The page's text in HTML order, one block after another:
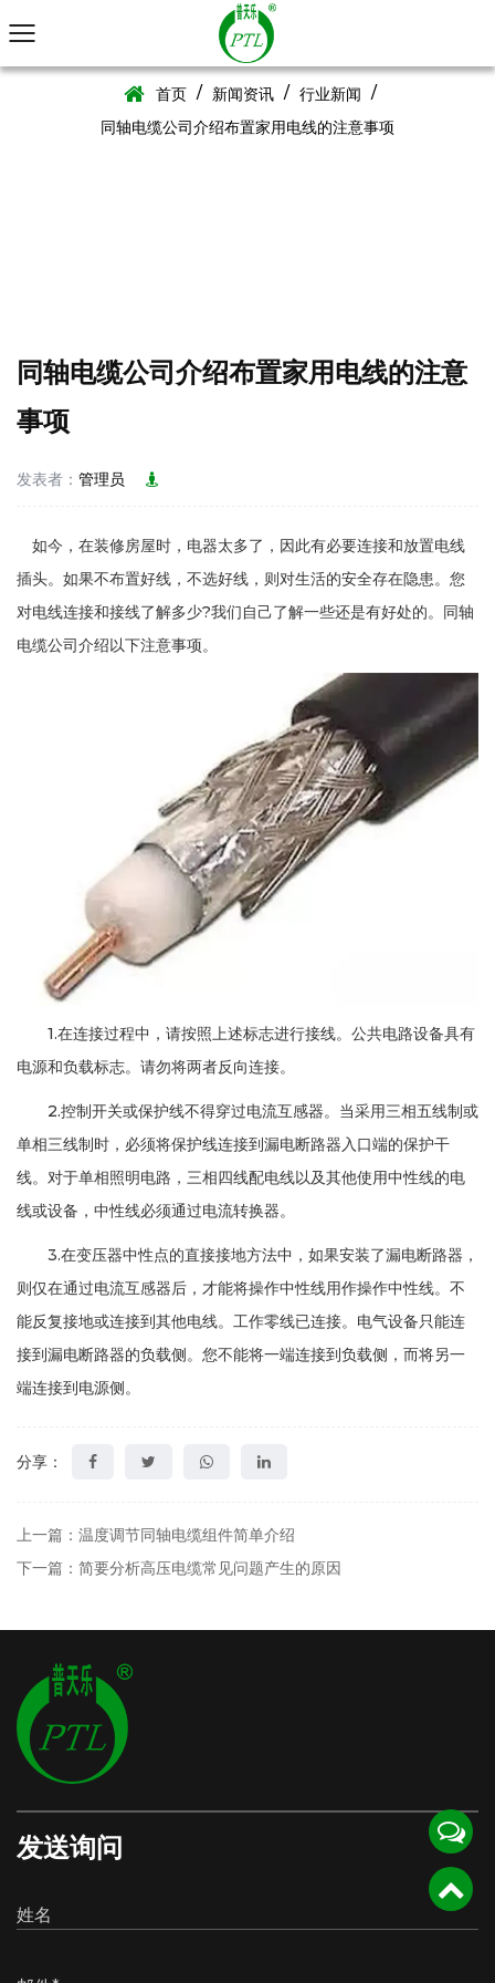
首页 / 新闻资讯 / 行业新闻 /
同轴电缆公司介绍布置家用电线的注意事项
同轴电缆公司介绍布置家用电线的注意
事项
发表者： 管理员
如今，在装修房屋时，电器太多了，因此有必要连接和放置电线
插头。如果不布置好线，不选好线，则对生活的安全存在隐患。您
对电线连接和接线了解多少?我们自己了解一些还是有好处的。同轴
电缆公司介绍以下注意事项。
1.在连接过程中，请按照上述标志进行接线。公共电路设备具有
电源和负载标志。请勿将两者反向连接。
2.控制开关或保护线不得穿过电流互感器。当采用三相五线制或
单相三线制时，必须将保护线连接到漏电断路器入口端的保护干
线。对于单相照明电路，三相四线配电线以及其他使用中性线的电
线或设备，中性线必须通过电流转换器。
3.在变压器中性点的直接接地方法中，如果安装了漏电断路器，
则仅在通过电流互感器后，才能将操作中性线用作操作中性线。不
能反复接地或连接到其他电线。工作零线已连接。电气设备只能连
接到漏电断路器的负载侧。您不能将一端连接到负载侧，而将另一
端连接到电源侧。
分享：
上一篇：温度调节同轴电缆组件简单介绍
下一篇：简要分析高压电缆常见问题产生的原因
发送询问